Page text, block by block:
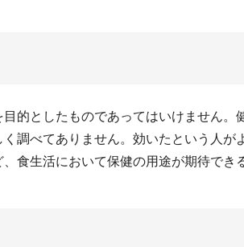
的としたものであってはいけません。
調べてありません。効いたという人が
食生活において保健の用途が期待でき